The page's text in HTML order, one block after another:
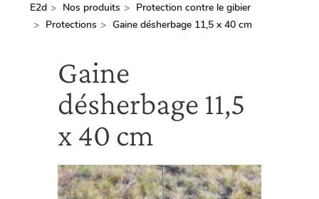
Fil
E2d Nos produits
Protection contre le gibier
Protections
Gaine désherbage 11,5 x 40 cm
Gaine
désherbage 11,5
x 40 cm